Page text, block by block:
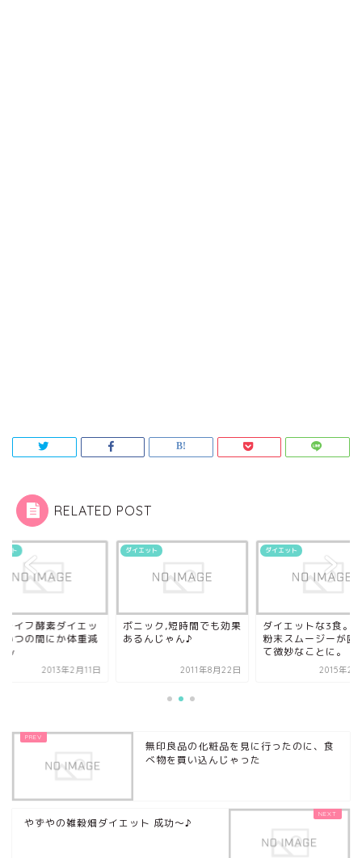
RELATED POST
ット
ライフ酵素ダイエッ
いつの間にか体重減
2013年2月11日
ダイエット
ボニック,短時間でも効果
あるんじゃん♪
2011年8月22日
ダイエット
ダイエットな3食。
粉末スムージーが固
て微妙なことに。
2015年2
無印良品の化粧品を見に行ったのに、食
べ物を買い込んじゃった
やずやの雑穀畑ダイエット 成功～♪